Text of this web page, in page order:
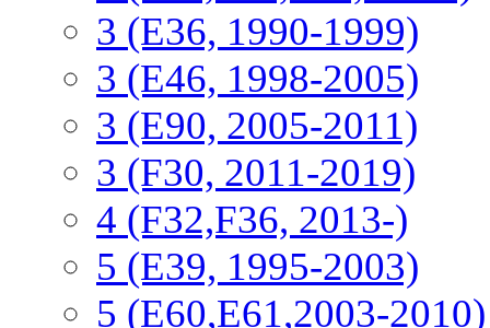
3 (Е36, 1990-1999)
3 (E46, 1998-2005)
3 (E90, 2005-2011)
3 (F30, 2011-2019)
4 (F32,F36, 2013-)
5 (E39, 1995-2003)
5 (E60,E61,2003-2010)